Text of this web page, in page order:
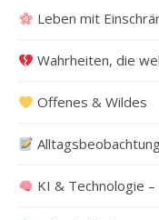
Leben mit
Wahrheiten, die
Offenes & Wildes
KI & Technologie